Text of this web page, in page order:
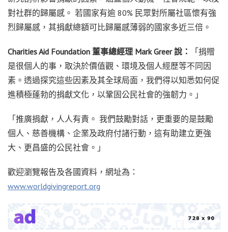
對社群的歸屬感。 若國家有逾 80% 民眾對所屬社區懷有強
烈歸屬感，其捐獻總額可比歸屬感薄弱的國家多近三倍。
Charities Aid Foundation 董事總經理 Mark Greer 說：
「捐贈
是很個人的事，取決於價值觀、環境及個人經歷等不同因
素。透過探究這些因素及其全球局面，我們得以知悉如何促
進積極蓬勃的捐獻文化，以鞏固公民社會的強韌力。」
「推廣捐獻，人人有責。 我們鼓勵對話，更重要的是鼓勵
個人、慈善機構、企業及政府付諸行動，這有助建立更強
大、更昌盛的公民社會。」
歡迎瀏覽報告及各國資料，網址為：
www.worldgivingreport.org